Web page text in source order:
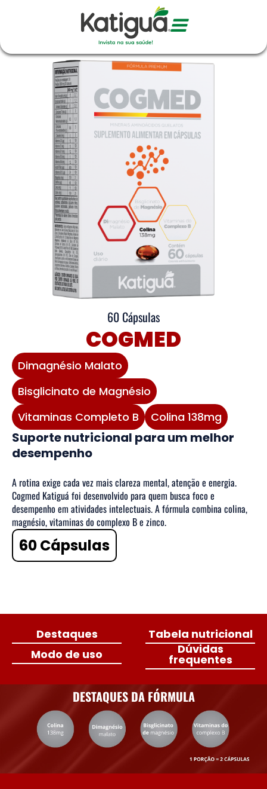
60 Cápsulas
COGMED
Dimagnésio Malato
Bisglicinato de Magnésio
Vitaminas Completo B
Colina 138mg
Suporte nutricional para um melhor
desempenho
A rotina exige cada vez mais clareza mental, atenção e energia.
Cogmed Katiguá foi desenvolvido para quem busca foco e
desempenho em atividades intelectuais. A fórmula combina colina,
magnésio, vitaminas do complexo B e zinco.
60 Cápsulas
Destaques
Tabela nutricional
Modo de uso
Dúvidas
frequentes
DESTAQUES DA FÓRMULA